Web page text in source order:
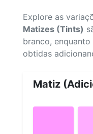
Explore as
Matizes (Tints)
branco, enquanto
obtidas
Matiz